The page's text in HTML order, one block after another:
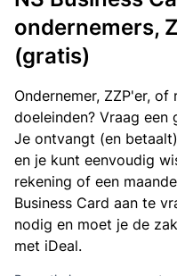
ondernemers,
(gratis)
Ondernemer, ZZP'er,
doeleinden? Vraag een
Je ontvangt (en
en je kunt eenvoudig
rekening of een
Business Card aan te
nodig en moet je de
met iDeal.